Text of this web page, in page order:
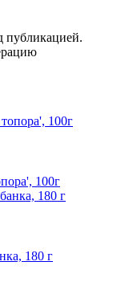
публикацией.
100г
180 г